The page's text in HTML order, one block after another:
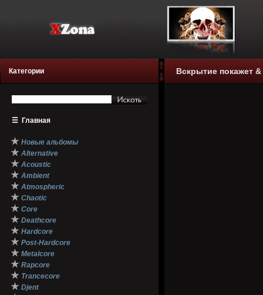
Категории
☰ Главная
★ Новые альбомы
★ Alternative
★ Acoustic
★ Ambient
★ Atmospheric
★ Chaotic
★ Core
★ Deathcore
★ Hardcore
★ Post-Hardcore
★ Metalcore
★ Rapcore
★ Trancecore
★ Djent
Вскрытие покажет